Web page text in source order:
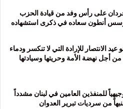
على رأس وفد من قيادة الحزب
أنطون سعاده في ذكرى استشهاده
الفداء في 8 تموز هو عيد الانتصار للإرادة التي لا تنكسر ودماء
نهضة الأمة وحريتها وسيادتها
للمنفذين العامين في لبنان مشدداً
من سرديات تبرير العدوان